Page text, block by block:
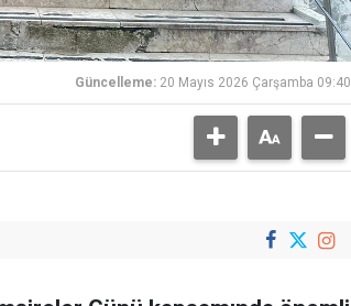
Güncelleme: 20 Mayıs 2026 Çarşamba 09:40